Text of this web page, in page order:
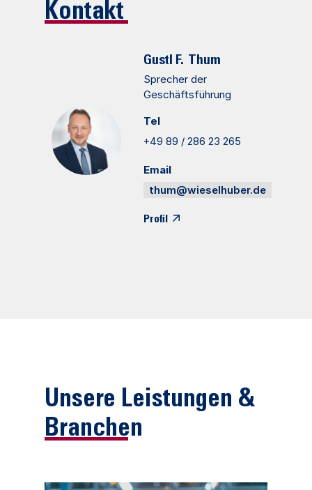
Unsere Leistungen &
Branchen
Kontakt
Gustl F. Thum
Sprecher der
Geschäftsführung
Tel
+49 89 / 286 23 265
Email
thum@wieselhuber.de
Profil